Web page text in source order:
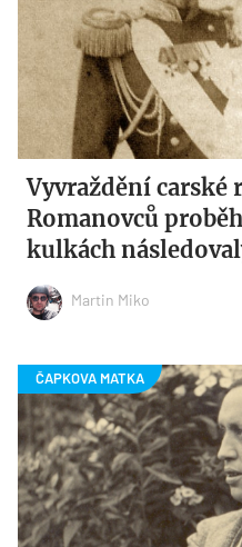
Vyvraždění carské
Romanovců
kulkách
Martin Miko